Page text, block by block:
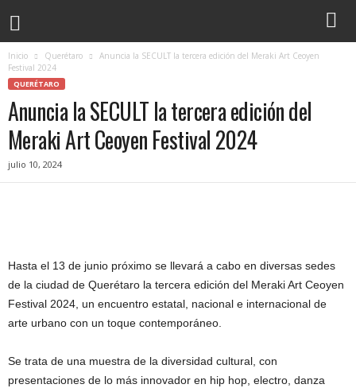
Inicio Querétaro
Anuncia la SECULT la tercera edición del Meraki Art Ceoyen
Festival 2024
QUERÉTARO
Anuncia la SECULT la tercera edición del
Meraki Art Ceoyen Festival 2024
julio 10, 2024
Hasta el 13 de junio próximo se llevará a cabo en diversas sedes
de la ciudad de Querétaro la tercera edición del Meraki Art Ceoyen
Festival 2024, un encuentro estatal, nacional e internacional de
arte urbano con un toque contemporáneo.
Se trata de una muestra de la diversidad cultural, con
presentaciones de lo más innovador en hip hop, electro, danza